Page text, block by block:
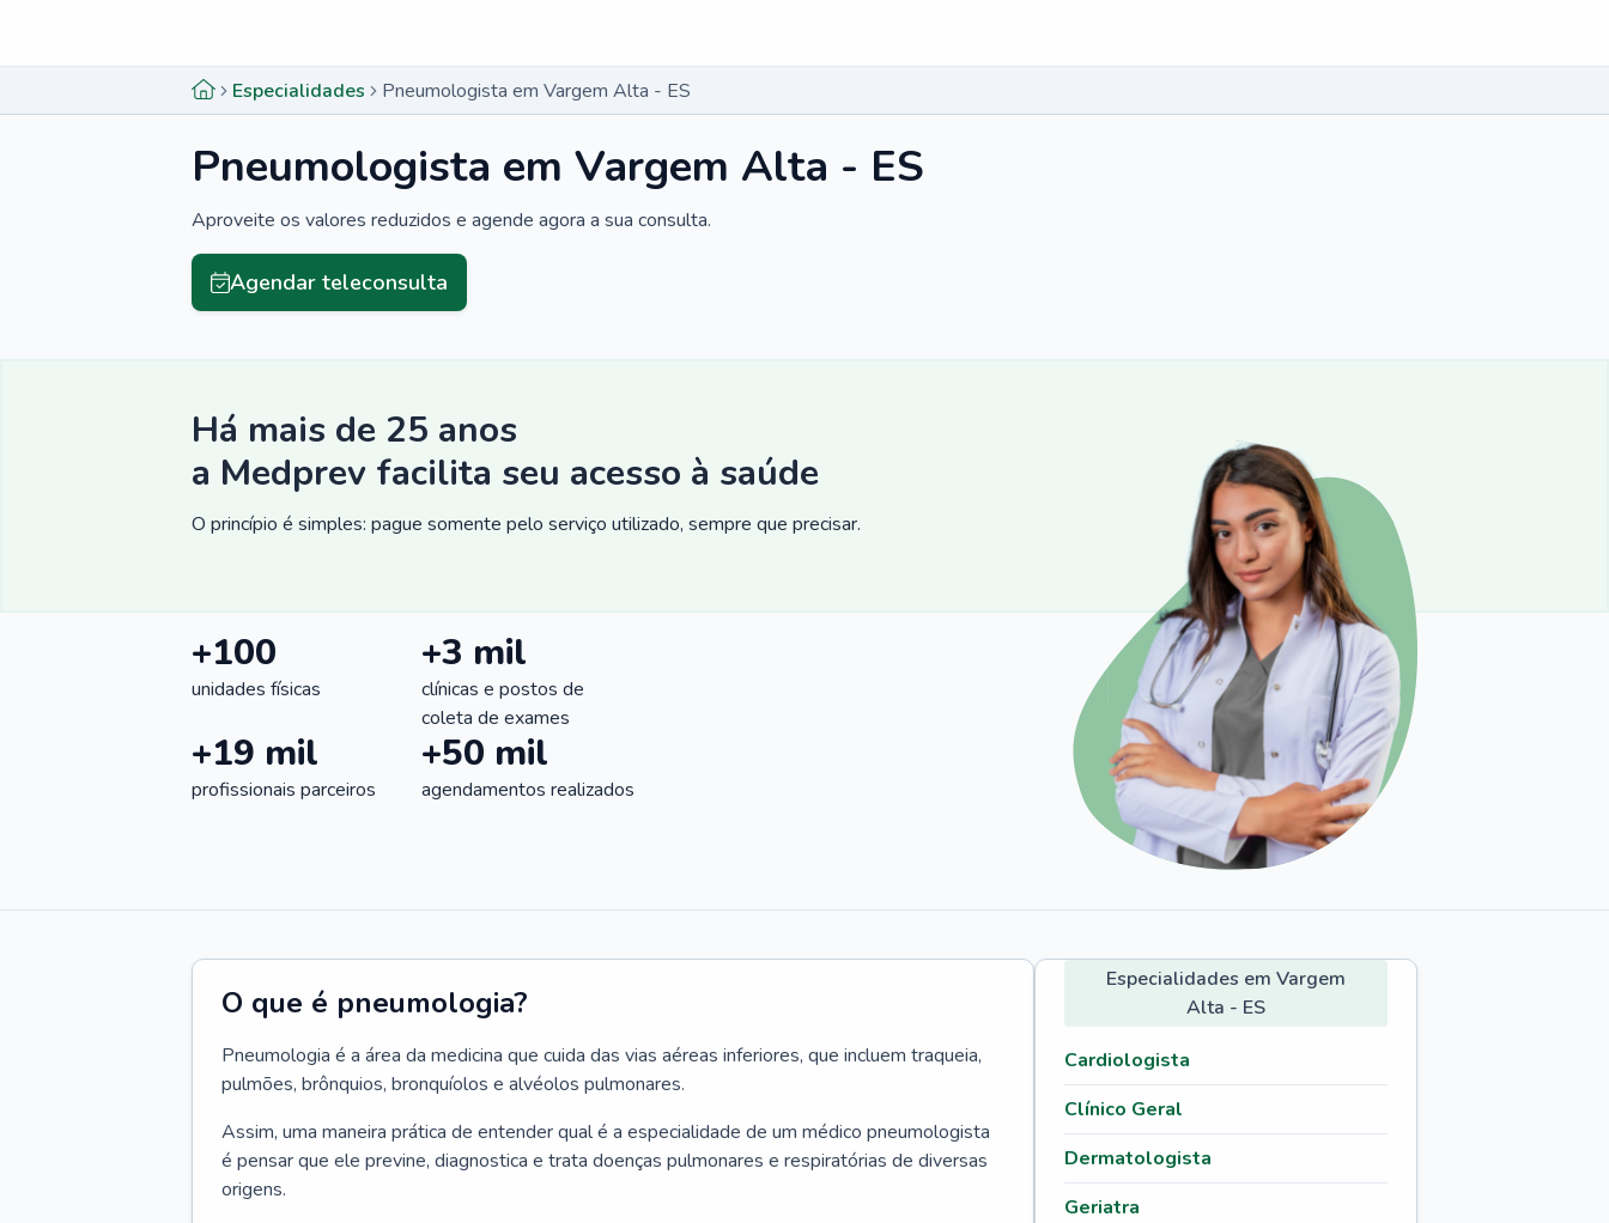
Especialidades Pneumologista em Vargem Alta - ES
Pneumologista em Vargem Alta - ES
Aproveite os valores reduzidos e agende agora a sua consulta.
Agendar teleconsulta
Há mais de 25 anos
a Medprev facilita seu acesso à saúde
O princípio é simples: pague somente pelo serviço utilizado, sempre que precisar.
+100
unidades físicas
+3 mil
clínicas e postos de
coleta de exames
+19 mil
profissionais parceiros
+50 mil
agendamentos realizados
O que é pneumologia?
Pneumologia é a área da medicina que cuida das vias aéreas inferiores, que incluem traqueia,
pulmões, brônquios, bronquíolos e alvéolos pulmonares.
Assim, uma maneira prática de entender qual é a especialidade de um médico pneumologista
é pensar que ele previne, diagnostica e trata doenças pulmonares e respiratórias de diversas
origens.
Especialidades em Vargem
Alta - ES
Cardiologista
Clínico Geral
Dermatologista
Geriatra